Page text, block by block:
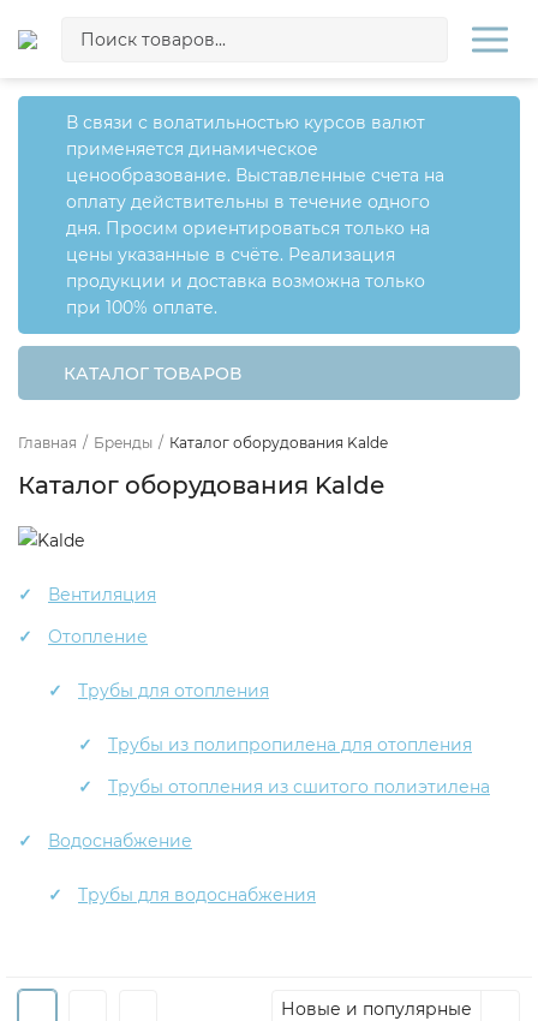
В связи с волатильностью курсов валют
применяется динамическое
ценообразование. Выставленные счета на
оплату действительны в течение одного
дня. Просим ориентироваться только на
цены указанные в счёте. Реализация
продукции и доставка возможна только
при 100% оплате.
КАТАЛОГ ТОВАРОВ
Главная / Бренды / Каталог оборудования Kalde
Каталог оборудования Kalde
Вентиляция
Отопление
Трубы для отопления
Трубы из полипропилена для отопления
Трубы отопления из сшитого полиэтилена
Водоснабжение
Трубы для водоснабжения
Новые и популярные